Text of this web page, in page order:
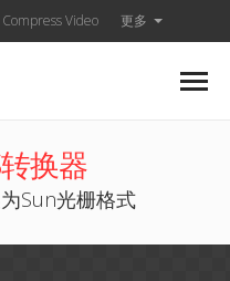
Compress Video 更多
转换器
Sun光栅格式